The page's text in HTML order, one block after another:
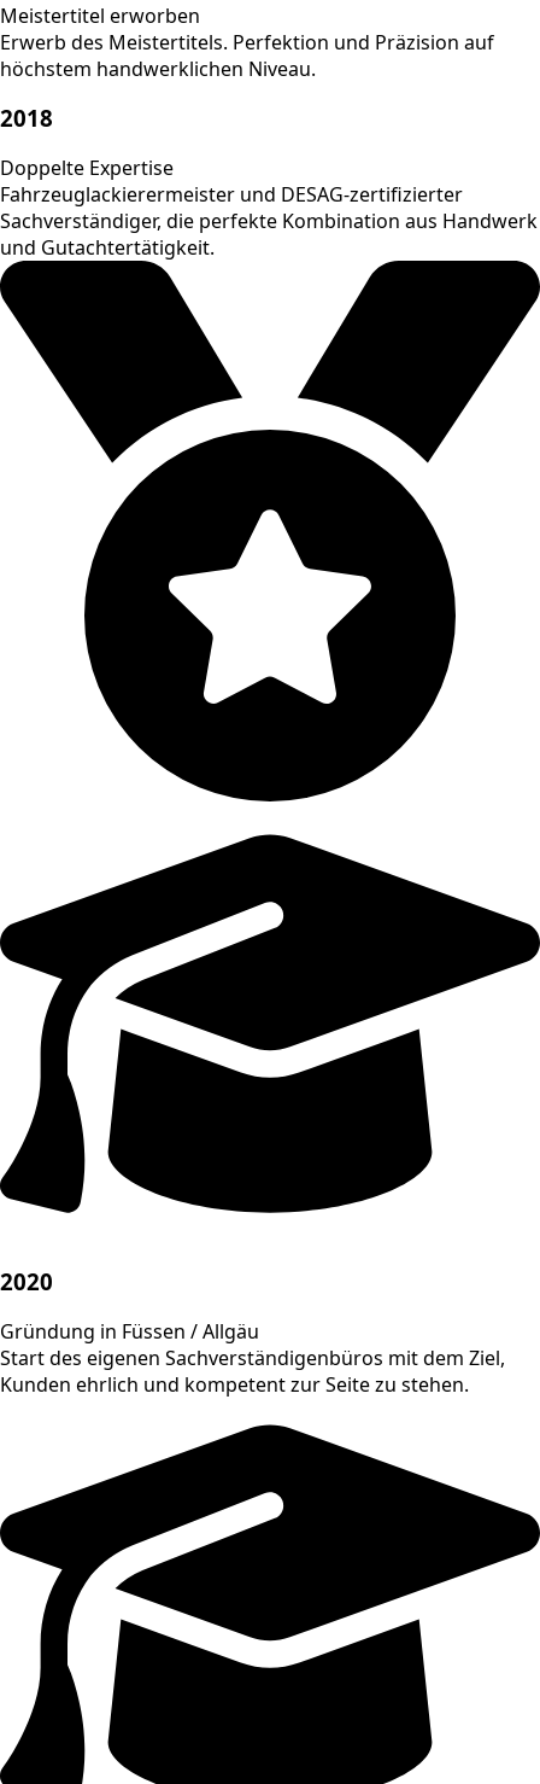
Meistertitel erworben
Erwerb des Meistertitels. Perfektion und Präzision auf
höchstem handwerklichen Niveau.
2018
Doppelte Expertise
Fahrzeuglackierermeister und DESAG-zertifizierter
Sachverständiger, die perfekte Kombination aus Handwerk
und Gutachtertätigkeit.
2020
Gründung in Füssen / Allgäu
Start des eigenen Sachverständigenbüros mit dem Ziel,
Kunden ehrlich und kompetent zur Seite zu stehen.